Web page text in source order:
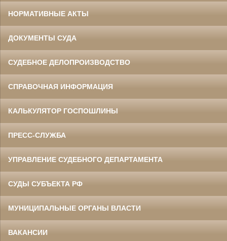
НОРМАТИВНЫЕ АКТЫ
ДОКУМЕНТЫ СУДА
СУДЕБНОЕ ДЕЛОПРОИЗВОДСТВО
СПРАВОЧНАЯ ИНФОРМАЦИЯ
КАЛЬКУЛЯТОР ГОСПОШЛИНЫ
ПРЕСС-СЛУЖБА
УПРАВЛЕНИЕ СУДЕБНОГО ДЕПАРТАМЕНТА
СУДЫ СУБЪЕКТА РФ
МУНИЦИПАЛЬНЫЕ ОРГАНЫ ВЛАСТИ
ВАКАНСИИ